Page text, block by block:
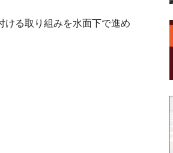
ける取り組みを水面下で進め